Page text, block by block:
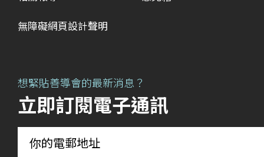
無障礙網頁設計聲明
想緊貼善導會的最新消息？
立即訂閱電子通訊